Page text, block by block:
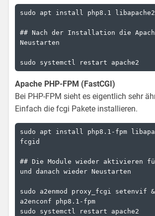
sudo apt install php8.1 libapache2-
## Nach der Installation die
Neustarten
sudo systemctl restart apache2
Apache PHP-FPM (FastCGI)
Bei PHP-FPM sieht es eigentlich sehr
Einfach die fcgi Pakete installieren.
sudo apt install php8.1-fpm
fcgid
## Die Module wieder aktivieren für
und danach wieder Neustarten
sudo a2enmod proxy_fcgi setenvif
a2enconf php8.1-fpm
sudo systemctl restart apache2